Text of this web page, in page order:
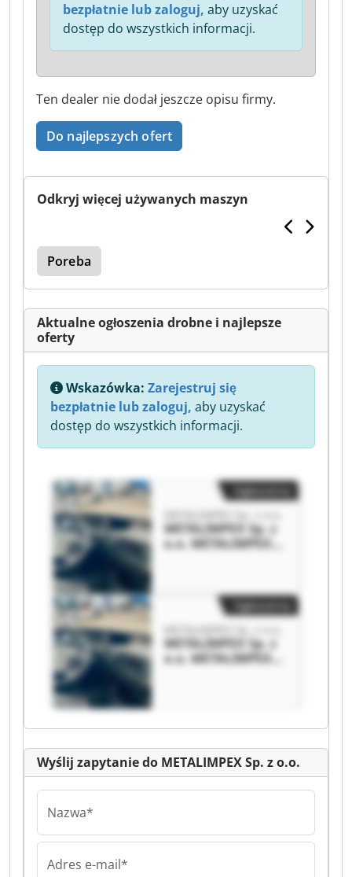
Ten dealer nie dodał jeszcze opisu firmy.
Do najlepszych ofert
bezpłatnie lub zaloguj, aby uzyskać
dostęp do wszystkich informacji.
Odkryj więcej używanych maszyn
Poreba
Aktualne ogłoszenia drobne i najlepsze
oferty
Wskazówka: Zarejestruj się
bezpłatnie lub zaloguj, aby uzyskać
dostęp do wszystkich informacji.
METALIMPEX Sp. z o.o.
METALIMPEX Sp. z
o.o. METALIMPEX
METALIMPEX Sp. z o.o.
METALIMPEX Sp. z
o.o. METALIMPEX
Ogłoszenia
Wyślij zapytanie do METALIMPEX Sp. z o.o.
Nazwa*
Adres e-mail*